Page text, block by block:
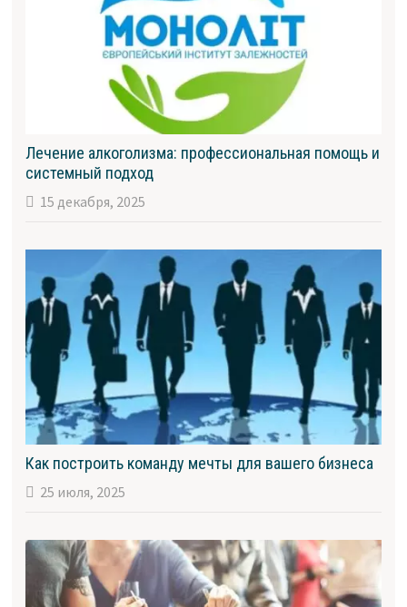
Лечение алкоголизма: профессиональная помощь и
системный подход
15 декабря, 2025
Как построить команду мечты для вашего бизнеса
25 июля, 2025